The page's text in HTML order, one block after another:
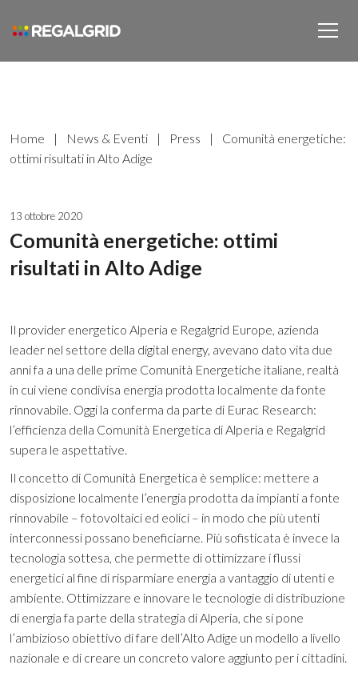
Home | News & Eventi | Press |
Comunità energetiche:
ottimi risultati in Alto Adige
13 ottobre 2020
Comunità energetiche: ottimi
risultati in Alto Adige
Il provider energetico Alperia e Regalgrid Europe, azienda
leader nel settore della digital energy, avevano dato vita due
anni fa a una delle prime Comunità Energetiche italiane, realtà
in cui viene condivisa energia prodotta localmente da fonte
rinnovabile. Oggi la conferma da parte di Eurac Research:
l’efficienza della Comunità Energetica di Alperia e Regalgrid
supera le aspettative.
Il concetto di Comunità Energetica è semplice: mettere a
disposizione localmente l’energia prodotta da impianti a fonte
rinnovabile – fotovoltaici ed eolici – in modo che più utenti
interconnessi possano beneficiarne. Più sofisticata è invece la
tecnologia sottesa, che permette di ottimizzare i flussi
energetici al fine di risparmiare energia a vantaggio di utenti e
ambiente. Ottimizzare e innovare le tecnologie di distribuzione
di energia fa parte della strategia di Alperia, che si pone
l’ambizioso obiettivo di fare dell’Alto Adige un modello a livello
nazionale e di creare un concreto valore aggiunto per i cittadini.